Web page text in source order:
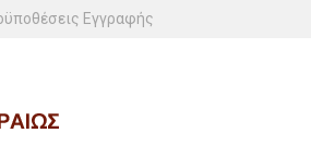
Εγγραφής